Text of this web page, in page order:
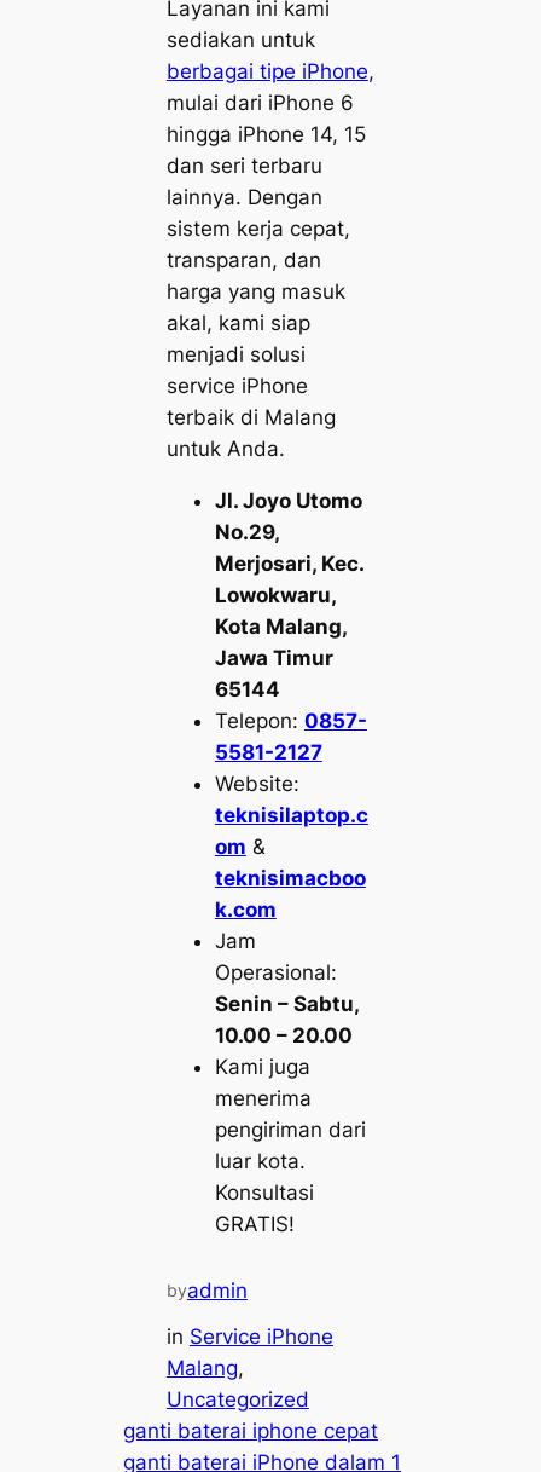
Layanan ini kami
sediakan untuk
berbagai tipe iPhone,
mulai dari iPhone 6
hingga iPhone 14, 15
dan seri terbaru
lainnya. Dengan
sistem kerja cepat,
transparan, dan
harga yang masuk
akal, kami siap
menjadi solusi
service iPhone
terbaik di Malang
untuk Anda.
Jl. Joyo Utomo
No.29,
Merjosari, Kec.
Lowokwaru,
Kota Malang,
Jawa Timur
65144
Telepon: 0857-
5581-2127
Website:
teknisilaptop.c
om &
teknisimacboo
k.com
Jam
Operasional:
Senin – Sabtu,
10.00 – 20.00
Kami juga
menerima
pengiriman dari
luar kota.
Konsultasi
GRATIS!
byadmin
in Service iPhone
Malang
Uncategorized
ganti baterai iphone cepat
ganti baterai iPhone dalam 1